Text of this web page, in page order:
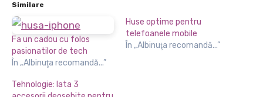
Similare
Fa un cadou cu folos
pasionatilor de tech
În „Albinuţa recomandă...”
Huse optime pentru
telefoanele mobile
În „Albinuţa recomandă...”
Tehnologie: Iata 3